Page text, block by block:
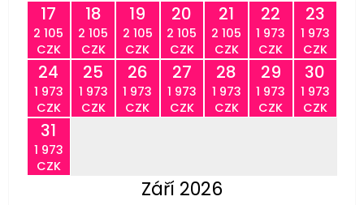
17
2 105
CZK
18
2 105
CZK
19
2 105
CZK
20
2 105
CZK
21
2 105
CZK
22
1 973
CZK
23
1 973
CZK
24
1 973
CZK
25
1 973
CZK
26
1 973
CZK
27
1 973
CZK
28
1 973
CZK
29
1 973
CZK
30
1 973
CZK
31
1 973
CZK
Září 2026